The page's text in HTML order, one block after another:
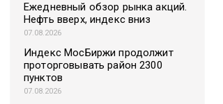
Ежедневный обзор рынка акций.
Нефть вверх, индекс вниз
07.08.2026
Индекс МосБиржи продолжит
проторговывать район 2300
пунктов
07.08.2026